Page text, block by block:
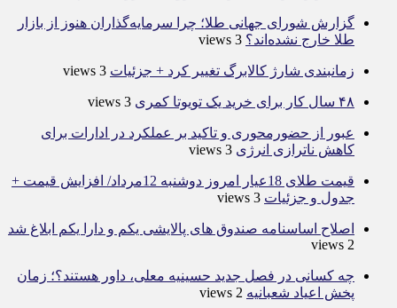
گزارش شورای جهانی طلا؛ چرا سرمایه‌گذاران هنوز از بازار
طلا خارج نشده‌اند؟ 3 views
زمانبندی شارژ کالابرگ تغییر کرد + جزئیات 3 views
۴۸ سال کار برای خرید یک تویوتا کمری 3 views
عبور از حضورمحوری و تاکید بر عملکرد در ادارات برای
کاهش ناترازی انرژی 3 views
قیمت طلای 18عیار امروز دوشنبه 12مرداد/ افزایش قیمت +
جدول و جزئیات 3 views
اصلاح اساسنامه صندوق های پالایشی یکم و دارا یکم ابلاغ شد
2 views
چه کسانی در فصل جدید حسینیه معلی، داور هستند؟؛ زمان
پخش اعیاد شعبانیه 2 views